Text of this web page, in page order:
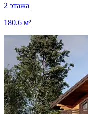
2 этажа
180.6 м²